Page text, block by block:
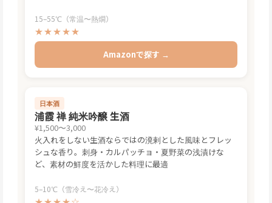
15–55℃（常温〜熱燗）
★★★★★
Amazonで探す →
日本酒
浦霞 禅 純米吟醸 生酒
¥1,500〜3,000
火入れをしない生酒ならではの溌剌とした風味とフレッ
シュな香り。刺身・カルパッチョ・夏野菜の浅漬けな
ど、素材の鮮度を活かした料理に最適
5–10℃（雪冷え〜花冷え）